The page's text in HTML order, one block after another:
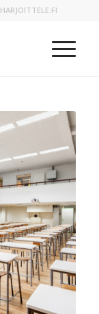
HARJOITTELE.FI